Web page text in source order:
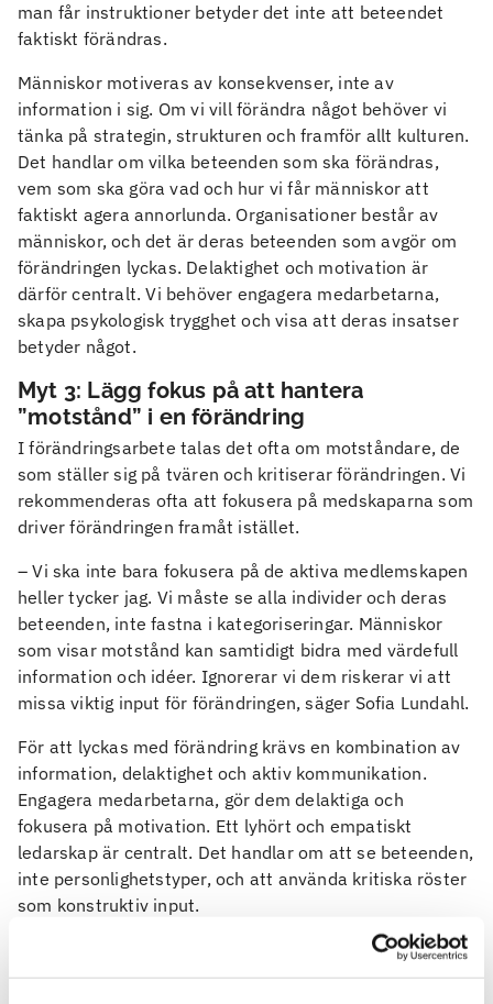
man får instruktioner betyder det inte att beteendet
faktiskt förändras.
Människor motiveras av konsekvenser, inte av
information i sig. Om vi vill förändra något behöver vi
tänka på strategin, strukturen och framför allt kulturen.
Det handlar om vilka beteenden som ska förändras,
vem som ska göra vad och hur vi får människor att
faktiskt agera annorlunda. Organisationer består av
människor, och det är deras beteenden som avgör om
förändringen lyckas. Delaktighet och motivation är
därför centralt. Vi behöver engagera medarbetarna,
skapa psykologisk trygghet och visa att deras insatser
betyder något.
Myt 3: Lägg fokus på att hantera
”motstånd” i en förändring
I förändringsarbete talas det ofta om motståndare, de
som ställer sig på tvären och kritiserar förändringen. Vi
rekommenderas ofta att fokusera på medskaparna som
driver förändringen framåt istället.
– Vi ska inte bara fokusera på de aktiva medlemskapen
heller tycker jag. Vi måste se alla individer och deras
beteenden, inte fastna i kategoriseringar. Människor
som visar motstånd kan samtidigt bidra med värdefull
information och idéer. Ignorerar vi dem riskerar vi att
missa viktig input för förändringen, säger Sofia Lundahl.
För att lyckas med förändring krävs en kombination av
information, delaktighet och aktiv kommunikation.
Engagera medarbetarna, gör dem delaktiga och
fokusera på motivation. Ett lyhört och empatiskt
ledarskap är centralt. Det handlar om att se beteenden,
inte personlighetstyper, och att använda kritiska röster
som konstruktiv input.
Så lyckas vi med förändring